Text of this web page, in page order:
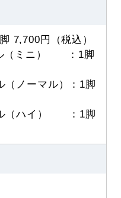
円（税込）
（ミニ） ：1脚
ノーマル）：1脚
（ハイ） ：1脚